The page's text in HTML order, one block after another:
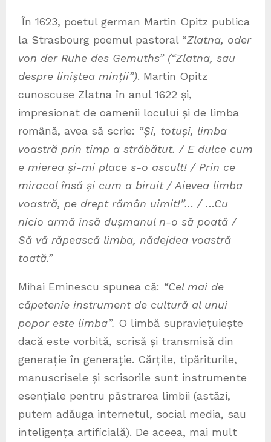
În 1623, poetul german Martin Opitz publica
la Strasbourg poemul pastoral “Zlatna, oder
von der Ruhe des Gemuths” (“Zlatna, sau
despre liniștea minții”). Martin Opitz
cunoscuse Zlatna în anul 1622 și,
impresionat de oamenii locului și de limba
română, avea să scrie: “Și, totuși, limba
voastră prin timp a străbătut. / E dulce cum
e mierea și-mi place s-o ascult! / Prin ce
miracol însă și cum a biruit / Aievea limba
voastră, pe drept rămân uimit!”… / …Cu
nicio armă însă dușmanul n-o să poată /
Să vă răpească limba, nădejdea voastră
toată.”
Mihai Eminescu spunea că: “Cel mai de
căpetenie instrument de cultură al unui
popor este limba”. O limbă supraviețuiește
dacă este vorbită, scrisă și transmisă din
generație în generație. Cărțile, tipăriturile,
manuscrisele și scrisorile sunt instrumente
esențiale pentru păstrarea limbii (astăzi,
putem adăuga internetul, social media, sau
inteligența artificială). De aceea, mai mult